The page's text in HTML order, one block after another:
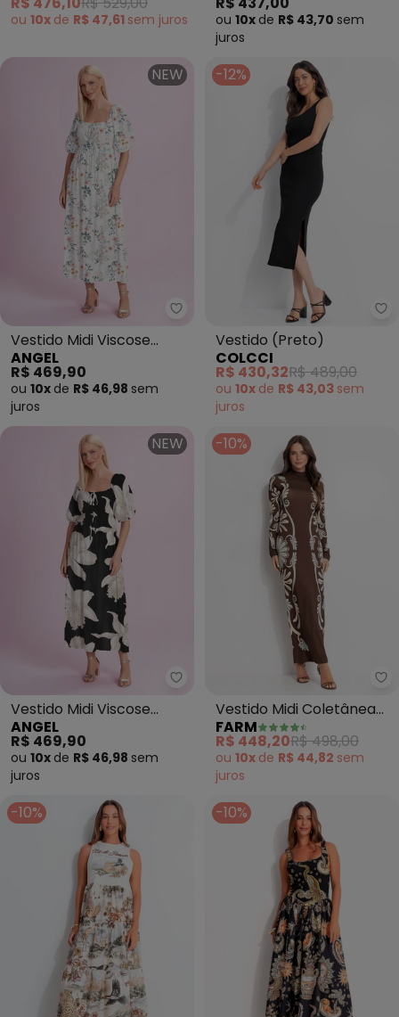
ou 10x de R$ 47,61 sem juros ou 10x de R$ 43,70 sem
juros
NEW
Angel - Vestido Midi Viscose
Vestido Midi Viscose
Estampada (Branco)
ANGEL
R$ 469,90
ou 10x de R$ 46,98 sem
juros
-12%
Vestido (Preto)
COLCCI
R$ 430,32R$ 489,00
ou 10x de R$ 43,03 sem
juros
NEW
Angel - Vestido Midi Viscose
Vestido Midi Viscose
Estampada (Preto)
ANGEL
R$ 469,90
ou 10x de R$ 46,98 sem
juros
-10%
Vestido Midi Coletânea
Tropical (Marrom)
FARM
R$ 448,20R$ 498,00
ou 10x de R$ 44,82 sem
juros
-10% -10%